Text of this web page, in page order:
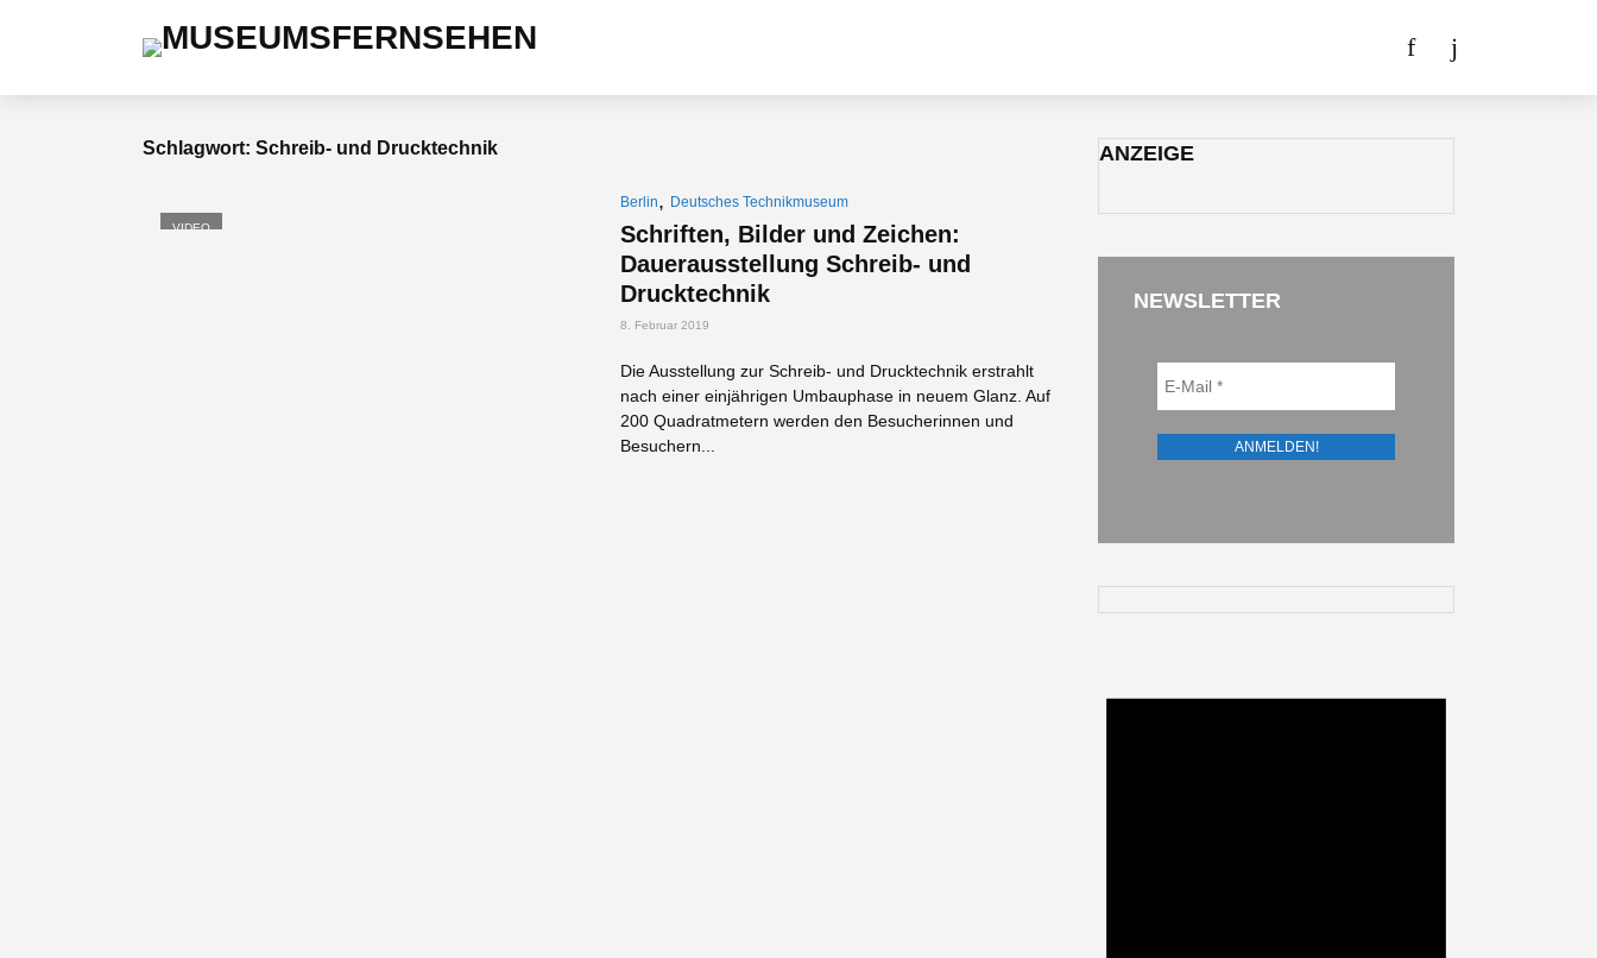
Schlagwort: Schreib- und Drucktechnik
VIDEO
Berlin, Deutsches Technikmuseum
Schriften, Bilder und Zeichen:
Dauerausstellung Schreib- und
Drucktechnik
8. Februar 2019
Die Ausstellung zur Schreib- und Drucktechnik erstrahlt
nach einer einjährigen Umbauphase in neuem Glanz. Auf
200 Quadratmetern werden den Besucherinnen und
Besuchern...
ANZEIGE
NEWSLETTER